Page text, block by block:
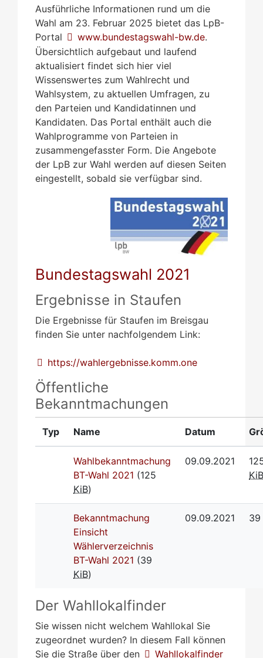
Ausführliche Informationen rund um die
Wahl am 23. Februar 2025 bietet das LpB-
Portal
www.bundestagswahl-bw.de.
Übersichtlich aufgebaut und laufend
aktualisiert findet sich hier viel
Wissenswertes zum Wahlrecht und
Wahlsystem, zu aktuellen Umfragen, zu
den Parteien und Kandidatinnen und
Kandidaten. Das Portal enthält auch die
Wahlprogramme von Parteien in
zusammengefasster Form. Die Angebote
der LpB zur Wahl werden auf diesen Seiten
eingestellt, sobald sie verfügbar sind.
Bundestagswahl 2021
Ergebnisse in Staufen
Die Ergebnisse für Staufen im Breisgau
finden Sie unter nachfolgendem Link:
https://wahlergebnisse.komm.one
Öffentliche
Bekanntmachungen
Typ Name Datum
Wahlbekanntmachung
BT-Wahl 2021 (125
KiB)
09.09.2021
KiB
Bekanntmachung
Einsicht
Wählerverzeichnis
BT-Wahl 2021 (39
KiB)
09.09.2021 39
Der Wahllokalfinder
Sie wissen nicht welchem Wahllokal Sie
zugeordnet wurden? In diesem Fall können
Sie die Straße über den
Wahllokalfinder